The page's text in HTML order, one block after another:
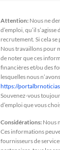
Attention: Nous ne
d’emploi, qu’il
recrutement. Si cela
Nous travaillons pour
de noter que ces
financières et/ou des
lesquelles nous
https://
Souvenez-vous
d’emploi que vous
Considérations: Nous
Ces informations
fournisseurs de